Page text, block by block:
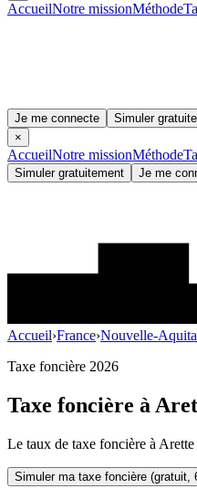
AccueilNotre missionMéthode
Je me connecte
Simuler
×
AccueilNotre missionMéthode
Simuler gratuitement Je me
Accueil›France›Nouvelle-
Taxe foncière 2026
Taxe foncière à
Le taux de taxe foncière à
Simuler ma taxe foncière (gratuit,